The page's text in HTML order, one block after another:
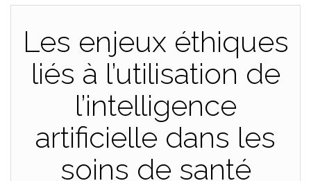
Les enjeux éthiques
liés à l’utilisation de
l’intelligence
artificielle dans les
soins de santé